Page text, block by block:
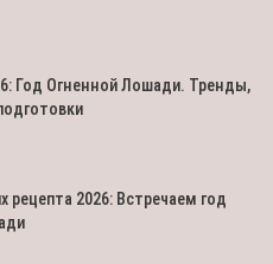
Год Огненной Лошади. Тренды,
рецепта 2026: Встречаем год